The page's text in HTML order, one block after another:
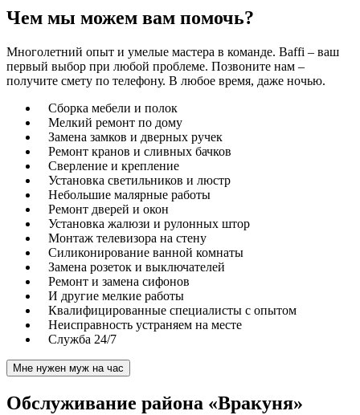
Чем мы можем вам помочь?
Многолетний опыт и умелые мастера в команде. Baffi – ваш
первый выбор при любой проблеме. Позвоните нам –
получите смету по телефону. В любое время, даже ночью.
Сборка мебели и полок
Мелкий ремонт по дому
Замена замков и дверных ручек
Ремонт кранов и сливных бачков
Сверление и крепление
Установка светильников и люстр
Небольшие малярные работы
Ремонт дверей и окон
Установка жалюзи и рулонных штор
Монтаж телевизора на стену
Силиконирование ванной комнаты
Замена розеток и выключателей
Ремонт и замена сифонов
И другие мелкие работы
Квалифицированные специалисты с опытом
Неисправность устраняем на месте
Служба 24/7
Мне нужен муж на час
Обслуживание района «Вракуня»